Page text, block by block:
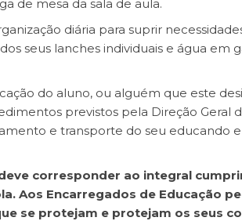
de mesa da sala de aula.
diária para suprir
seus lanches individuais e água em
do aluno, ou alguém que este
previstos pela Direção Geral
e transporte do seu educando
corresponder ao integral
Aos Encarregados de Educação
se protejam e protejam os seus